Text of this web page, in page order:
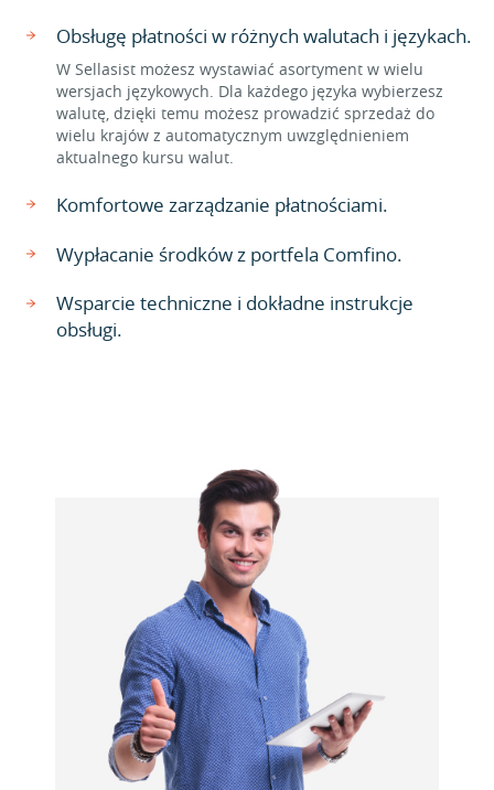
Obsługę płatności w różnych walutach i językach.
W Sellasist możesz wystawiać asortyment w wielu
wersjach językowych. Dla każdego języka wybierzesz
walutę, dzięki temu możesz prowadzić sprzedaż do
wielu krajów z automatycznym uwzględnieniem
aktualnego kursu walut.
Komfortowe zarządzanie płatnościami.
Wypłacanie środków z portfela Comfino.
Wsparcie techniczne i dokładne instrukcje
obsługi.